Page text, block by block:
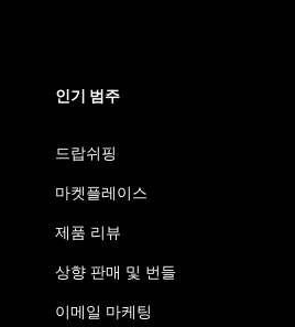
인기 범주
드랍쉬핑
마켓플레이스
제품 리뷰
상향 판매 및 번들
이메일 마케팅